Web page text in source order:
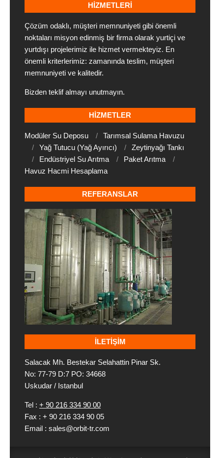
HIZMETLERI
Çözüm odaklı, müşteri memnuniyeti gibi önemli
noktaları misyon edinmiş bir firma olarak yurtiçi ve
yurtdışı projelerimiz ile hizmet vermekteyiz. En
önemli kriterlerimiz: zamanında teslim, müşteri
memnuniyeti ve kalitedir.
Bizden teklif almayı unutmayın.
HIZMETLER
Modüler Su Deposu
Tarımsal Sulama Havuzu
Yağ Tutucu (Yağ Ayırıcı)
Zeytinyağı Tankı
Endüstriyel Su Arıtma
Paket Arıtma
Havuz Hacmi Hesaplama
REFERANSLAR
İLETIŞIM
Salacak Mh. Bestekar Selahattin Pinar Sk.
No: 77-79 D:7 PO: 34668
Uskudar / Istanbul
Tel : + 90 216 334 90 00
Fax : + 90 216 334 90 05
Email : sales@orbit-tr.com